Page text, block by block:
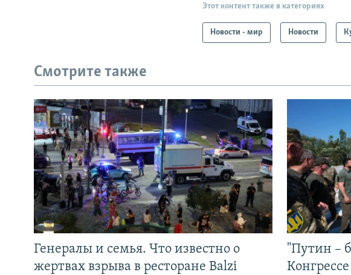
Этот контент также в категориях
Новости - мир Новости
Смотрите также
Генералы и семья. Что известно о
жертвах взрыва в ресторане Balzi
"Путин –